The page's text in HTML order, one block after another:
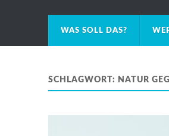
WAS SOLL DAS?
SCHLAGWORT: NATUR